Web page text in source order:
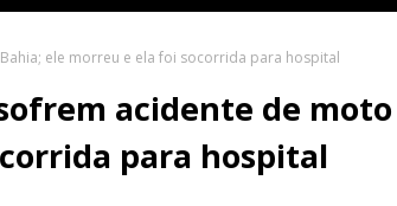
ele morreu e ela foi socorrida para hospital
acidente de moto
para hospital